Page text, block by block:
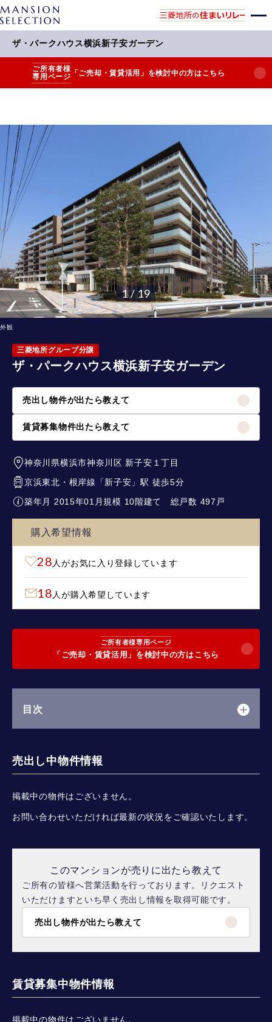
ザ・パークハウス横浜新子安ガーデン
ご所有者様
専用ページ 「ご売却・賃貸活用」を検討中の方はこちら
外観
1 / 19
三菱地所グループ分譲
ザ・パークハウス横浜新子安ガーデン
売出し物件が出たら教えて
賃貸募集物件出たら教えて
神奈川県横浜市神奈川区 新子安１丁目
京浜東北・根岸線
「新子安 」駅 徒歩5分
築年月 2015年01月規模 10階建て 総戸数 497戸
購入希望情報
28 人がお気に入り登録しています
18 人が購入希望しています
ご所有者様専用ページ
「ご売却・賃貸活用」を検討中の方はこちら
目次
売出し中物件情報
掲載中の物件はございません。
お問い合わせいただければ最新の状況をご確認いたします。
このマンションが売りに出たら教えて
ご所有の皆様へ営業活動を行っております。リクエスト
いただけますといち早く売出し情報を取得可能です。
売出し物件が出たら教えて
賃貸募集中物件情報
掲載中の物件はございません。